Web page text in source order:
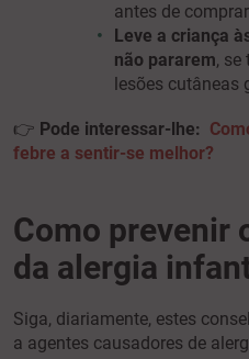
antes de
Leve a criança
não pararem, se
lesões cutâneas
👉 Pode interessar-lhe:
febre a sentir-se melhor?
Como prevenir
da alergia
Siga, diariamente, estes
a agentes causadores de